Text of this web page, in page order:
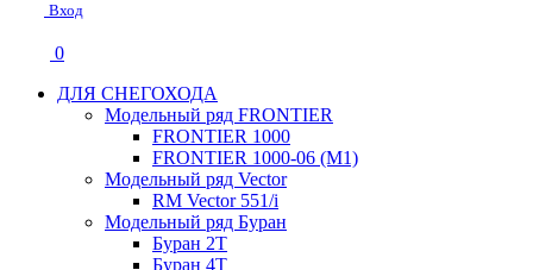
Вход
0
ДЛЯ СНЕГОХОДА
Модельный ряд FRONTIER
FRONTIER 1000
FRONTIER 1000-06 (М1)
Модельный ряд Vector
RM Vector 551/i
Модельный ряд Буран
Буран 2Т
Буран 4Т